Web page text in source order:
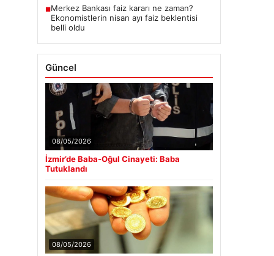
■Merkez Bankası faiz kararı ne zaman?
Ekonomistlerin nisan ayı faiz beklentisi
belli oldu
Güncel
08/05/2026
İzmir’de Baba-Oğul Cinayeti: Baba
Tutuklandı
08/05/2026